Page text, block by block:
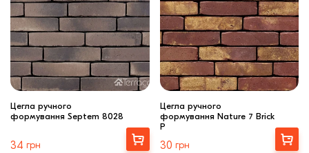
Цегла ручного
формування Septem 8028
34 грн
Вибрати
Цегла ручного
формування Nature 7 Brick
P
30 грн
Вибрати